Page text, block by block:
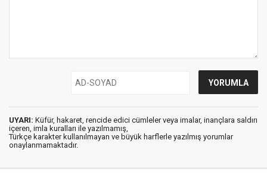
UYARI: Küfür, hakaret, rencide edici cümleler veya imalar, inançlara saldırı
içeren, imla kuralları ile yazılmamış,
Türkçe karakter kullanılmayan ve büyük harflerle yazılmış yorumlar
onaylanmamaktadır.